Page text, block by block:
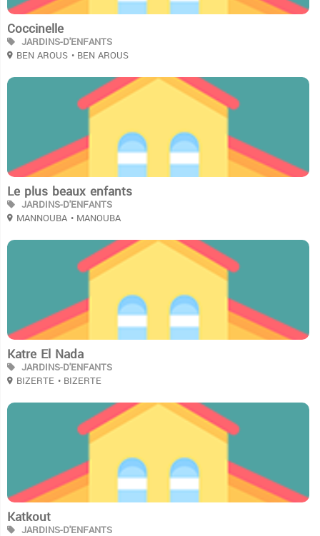
Coccinelle
JARDINS-D'ENFANTS
BEN AROUS • BEN AROUS
Le plus beaux enfants
JARDINS-D'ENFANTS
MANNOUBA • MANOUBA
Katre El Nada
JARDINS-D'ENFANTS
BIZERTE • BIZERTE
Katkout
JARDINS-D'ENFANTS